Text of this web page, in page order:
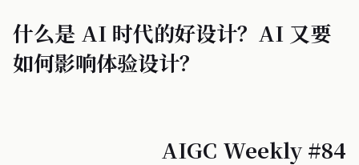
什么是 AI 时代的好设计？AI 又要
如何影响体验设计？
AIGC Weekly #84